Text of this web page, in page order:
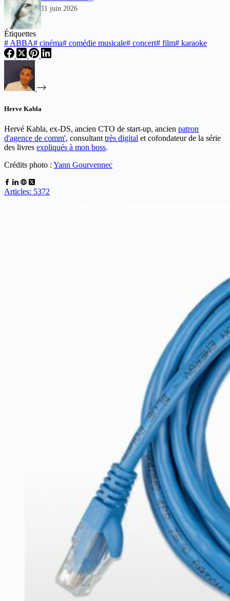
11 juin 2026
Étiquettes
#ABBA# cinéma# comédie musicale# concert# film# karaoke
Herve Kabla
Hervé Kabla, ex-DS, ancien CTO de start-up, ancien patron
d'agence de comm', consultant très digital et cofondateur de la série
des livres expliqués à mon boss.
Crédits photo : Yann Gourvennec
Articles: 5372